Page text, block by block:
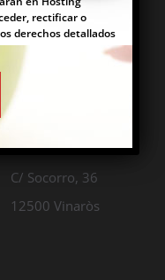
rectificar o
derechos detallados
Estamos en:
Vinaròs
C/ Socorro, 36
12500 Vinaròs